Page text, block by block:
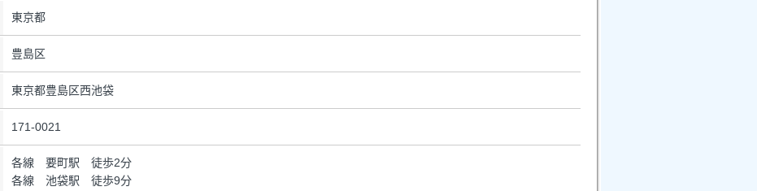
東京都
豊島区
東京都豊島区西池袋
171-0021
各線 要町駅 徒歩2分
各線 池袋駅 徒歩9分